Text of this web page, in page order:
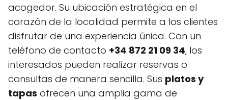
acogedor. Su ubicación estratégica en el
corazón de la localidad permite a los clientes
disfrutar de una experiencia única. Con un
teléfono de contacto +34 872 21 09 34, los
interesados pueden realizar reservas o
consultas de manera sencilla. Sus platos y
tapas ofrecen una amplia gama de